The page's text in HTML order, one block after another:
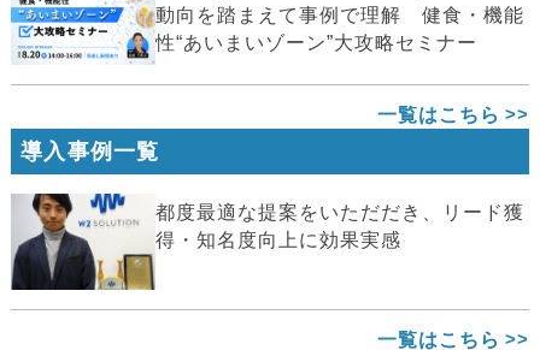
動向を踏まえて事例で理解 健食・機能
性“あいまいゾーン”大攻略セミナー
一覧はこちら
導入事例一覧
都度最適な提案をいただだき、リード獲
得・知名度向上に効果実感
一覧はこちら